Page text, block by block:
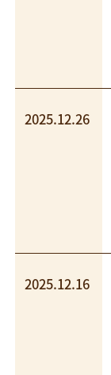
2025.12.26
2025.12.16